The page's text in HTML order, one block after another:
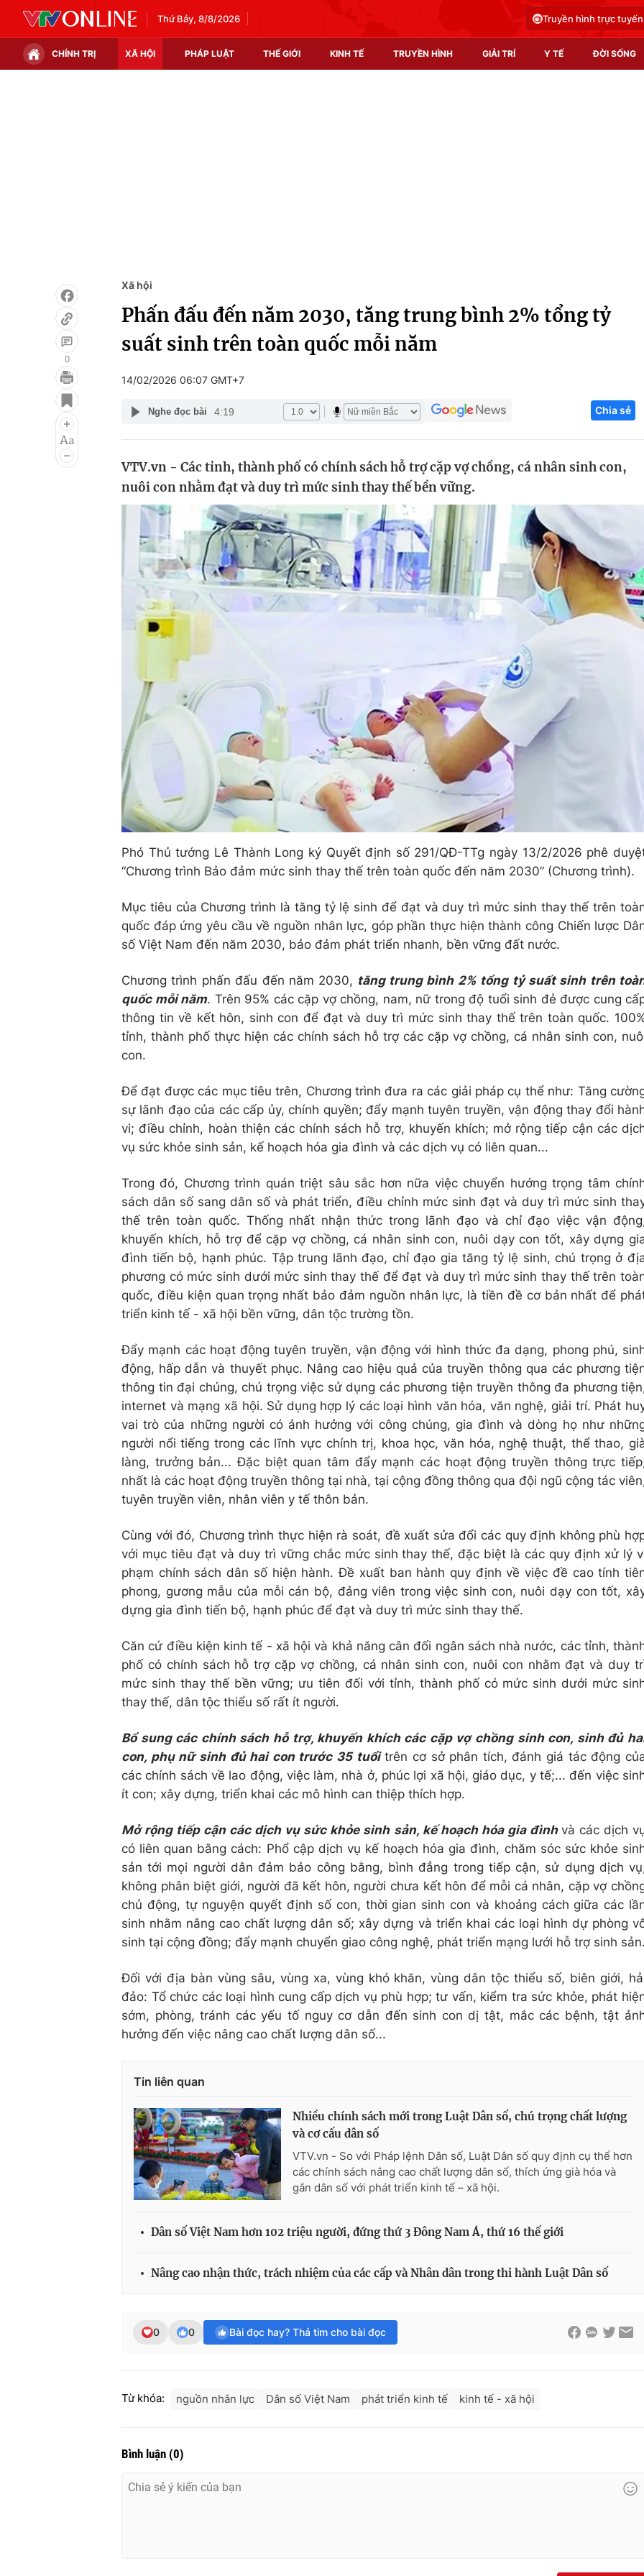
Thứ Bảy, 8/8/2026 Truyền hình trực tuyến
CHÍNH TRỊ XÃ HỘI PHÁP LUẬT THẾ GIỚI KINH TẾ TRUYỀN HÌNH GIẢI TRÍ Y TẾ ĐỜI SỐNG
Infographic
Điện ảnh
Âm nhạc
Du lịch
Chất lượng cuộc sống
Tuyển sinh
Hitech Công
Thị trường
Tư vấn
0
Xã hội
Phấn đấu đến năm 2030, tăng trung bình 2% tổng tỷ
suất sinh trên toàn quốc mỗi năm
14/02/2026 06:07 GMT+7
Nghe đọc bài 4:19 Chia sẻ
VTV.vn - Các tỉnh, thành phố có chính sách hỗ trợ cặp vợ chồng, cá nhân sinh con,
nuôi con nhằm đạt và duy trì mức sinh thay thế bền vững.
Phó Thủ tướng Lê Thành Long ký Quyết định số 291/QĐ-TTg ngày 13/2/2026 phê
“Chương trình Bảo đảm mức sinh thay thế trên toàn quốc đến năm 2030” (Chương trình).
Mục tiêu của Chương trình là tăng tỷ lệ sinh để đạt và duy trì mức sinh thay thế trên
quốc đáp ứng yêu cầu về nguồn nhân lực, góp phần thực hiện thành công Chiến lược
số Việt Nam đến năm 2030, bảo đảm phát triển nhanh, bền vững đất nước.
Chương trình phấn đấu đến năm 2030, tăng trung bình 2% tổng tỷ suất sinh trên
quốc mỗi năm. Trên 95% các cặp vợ chồng, nam, nữ trong độ tuổi sinh đẻ được cung
thông tin về kết hôn, sinh con để đạt và duy trì mức sinh thay thế trên toàn quốc.
tỉnh, thành phố thực hiện các chính sách hỗ trợ các cặp vợ chồng, cá nhân sinh con,
con.
Để đạt được các mục tiêu trên, Chương trình đưa ra các giải pháp cụ thể như: Tăng
sự lãnh đạo của các cấp ủy, chính quyền; đẩy mạnh tuyên truyền, vận động thay đổi
vi; điều chỉnh, hoàn thiện các chính sách hỗ trợ, khuyến khích; mở rộng tiếp cận các
vụ sức khỏe sinh sản, kế hoạch hóa gia đình và các dịch vụ có liên quan...
Trong đó, Chương trình quán triệt sâu sắc hơn nữa việc chuyển hướng trọng tâm
sách dân số sang dân số và phát triển, điều chỉnh mức sinh đạt và duy trì mức sinh
thế trên toàn quốc. Thống nhất nhận thức trong lãnh đạo và chỉ đạo việc vận
khuyến khích, hỗ trợ để cặp vợ chồng, cá nhân sinh con, nuôi dạy con tốt, xây dựng
đình tiến bộ, hạnh phúc. Tập trung lãnh đạo, chỉ đạo gia tăng tỷ lệ sinh, chú trọng ở
phương có mức sinh dưới mức sinh thay thế để đạt và duy trì mức sinh thay thế trên
quốc, điều kiện quan trọng nhất bảo đảm nguồn nhân lực, là tiền đề cơ bản nhất để
triển kinh tế - xã hội bền vững, dân tộc trường tồn.
Đẩy mạnh các hoạt động tuyên truyền, vận động với hình thức đa dạng, phong phú,
động, hấp dẫn và thuyết phục. Nâng cao hiệu quả của truyền thông qua các phương
thông tin đại chúng, chú trọng việc sử dụng các phương tiện truyền thông đa phương
internet và mạng xã hội. Sử dụng hợp lý các loại hình văn hóa, văn nghệ, giải trí. Phát
vai trò của những người có ảnh hưởng với công chúng, gia đình và dòng họ như
người nổi tiếng trong các lĩnh vực chính trị, khoa học, văn hóa, nghệ thuật, thể thao,
làng, trưởng bản... Đặc biệt quan tâm đẩy mạnh các hoạt động truyền thông trực
nhất là các hoạt động truyền thông tại nhà, tại cộng đồng thông qua đội ngũ cộng tác
tuyên truyền viên, nhân viên y tế thôn bản.
Cùng với đó, Chương trình thực hiện rà soát, đề xuất sửa đổi các quy định không phù
với mục tiêu đạt và duy trì vững chắc mức sinh thay thế, đặc biệt là các quy định xử lý
phạm chính sách dân số hiện hành. Đề xuất ban hành quy định về việc đề cao tính
phong, gương mẫu của mỗi cán bộ, đảng viên trong việc sinh con, nuôi dạy con tốt,
dựng gia đình tiến bộ, hạnh phúc để đạt và duy trì mức sinh thay thế.
Căn cứ điều kiện kinh tế - xã hội và khả năng cân đối ngân sách nhà nước, các tỉnh,
phố có chính sách hỗ trợ cặp vợ chồng, cá nhân sinh con, nuôi con nhằm đạt và duy
mức sinh thay thế bền vững; ưu tiên đối với tỉnh, thành phố có mức sinh dưới mức
thay thế, dân tộc thiểu số rất ít người.
Bổ sung các chính sách hỗ trợ, khuyến khích các cặp vợ chồng sinh con, sinh đủ
con, phụ nữ sinh đủ hai con trước 35 tuổitrên cơ sở phân tích, đánh giá tác động
các chính sách về lao động, việc làm, nhà ở, phúc lợi xã hội, giáo dục, y tế;... đến việc
ít con; xây dựng, triển khai các mô hình can thiệp thích hợp.
Mở rộng tiếp cận các dịch vụ sức khỏe sinh sản, kế hoạch hóa gia đình và các dịch
có liên quan bằng cách: Phổ cập dịch vụ kế hoạch hóa gia đình, chăm sóc sức khỏe
sản tới mọi người dân đảm bảo công bằng, bình đẳng trong tiếp cận, sử dụng dịch
không phân biệt giới, người đã kết hôn, người chưa kết hôn để mỗi cá nhân, cặp vợ
chủ động, tự nguyện quyết định số con, thời gian sinh con và khoảng cách giữa các
sinh nhằm nâng cao chất lượng dân số; xây dựng và triển khai các loại hình dự phòng
sinh tại cộng đồng; đẩy mạnh chuyển giao công nghệ, phát triển mạng lưới hỗ trợ sinh sản.
Đối với địa bàn vùng sâu, vùng xa, vùng khó khăn, vùng dân tộc thiểu số, biên giới,
đảo: Tổ chức các loại hình cung cấp dịch vụ phù hợp; tư vấn, kiểm tra sức khỏe, phát
sớm, phòng, tránh các yếu tố nguy cơ dẫn đến sinh con dị tật, mắc các bệnh, tật
hưởng đến việc nâng cao chất lượng dân số...
Tin liên quan
Nhiều chính sách mới trong Luật Dân số, chú trọng chất lượng
và cơ cấu dân số
VTV.vn - So với Pháp lệnh Dân số, Luật Dân số quy định cụ thể hơn
các chính sách nâng cao chất lượng dân số, thích ứng già hóa và
gắn dân số với phát triển kinh tế – xã hội.
Dân số Việt Nam hơn 102 triệu người, đứng thứ 3 Đông Nam Á, thứ 16 thế giới
Nâng cao nhận thức, trách nhiệm của các cấp và Nhân dân trong thi hành Luật Dân số
0 0 Bài đọc hay? Thả tim cho bài đọc
Từ khóa: nguồn nhân lực Dân số Việt Nam phát triển kinh tế kinh tế - xã hội
Bình luận (0)